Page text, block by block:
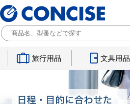
旅行用品 文具用品